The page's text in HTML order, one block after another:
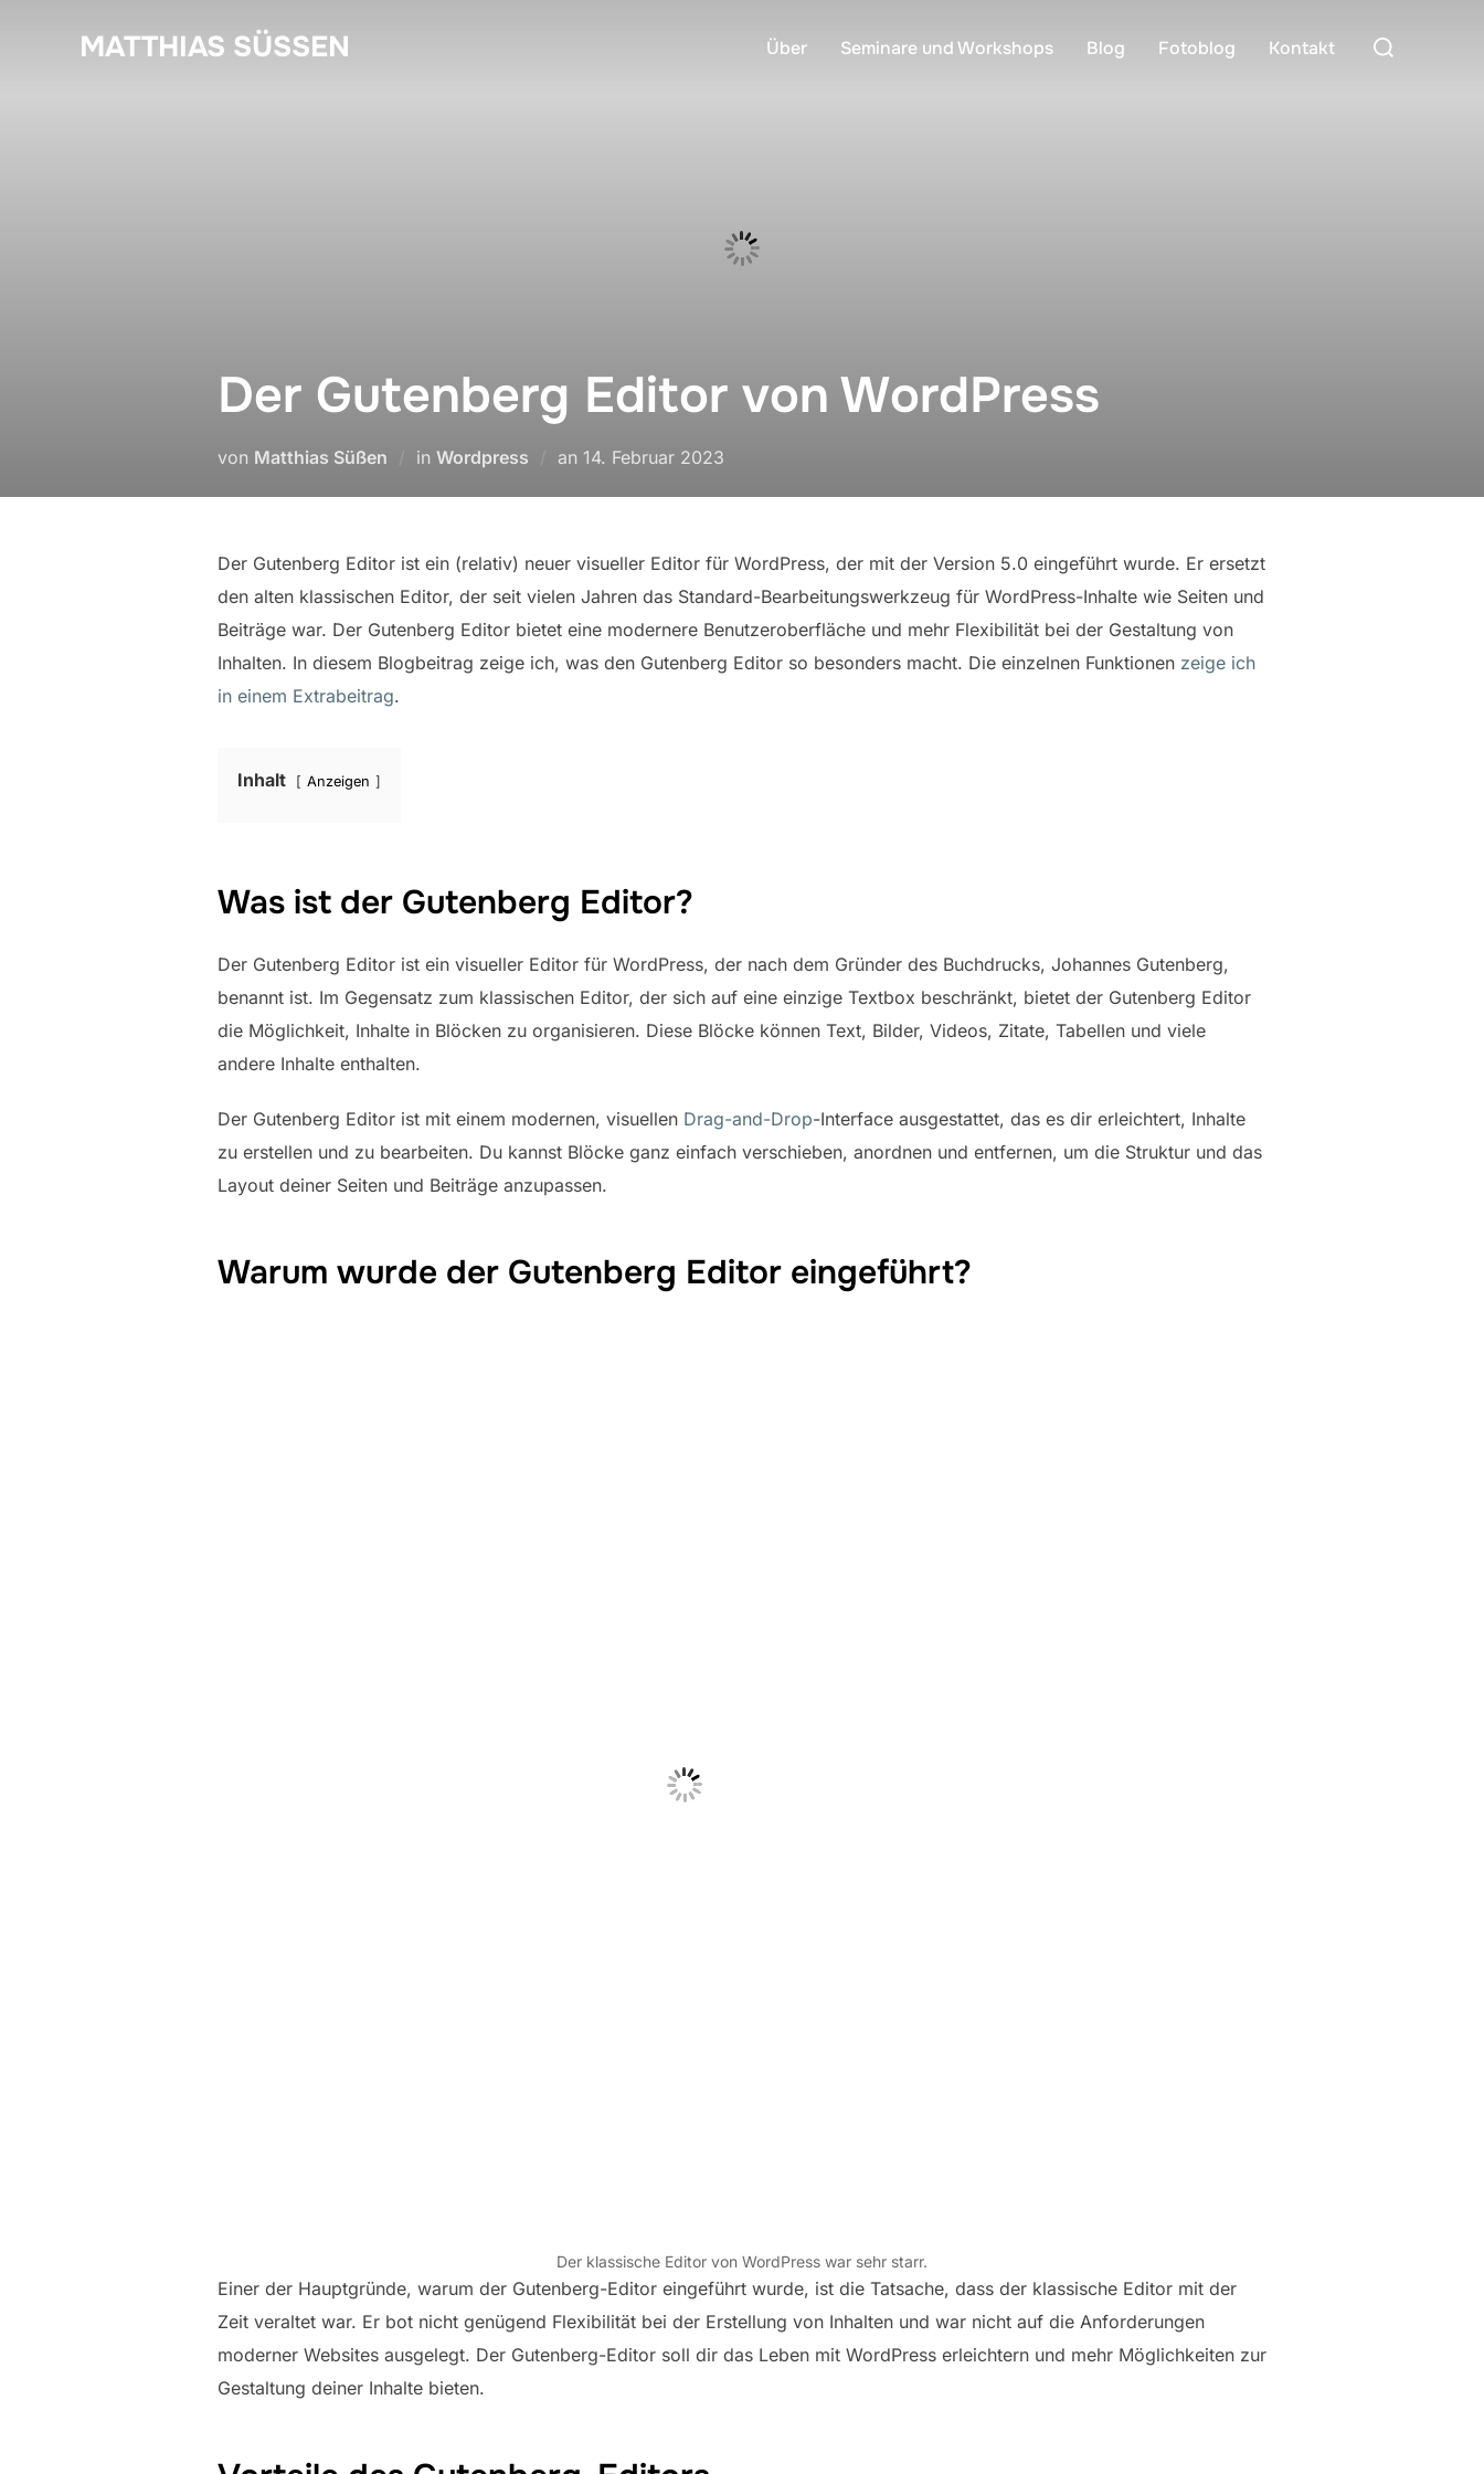
MATTHIAS SÜSSEN Über Seminare und Workshops Blog Fotoblog Kontakt
Suchen
Der Gutenberg Editor von WordPress
von Matthias Süßen in Wordpress an Veröffentlicht
14. Februar 2023
Der Gutenberg Editor ist ein (relativ) neuer visueller Editor für WordPress, der mit der Version 5.0 eingeführt wurde. Er ersetzt
den alten klassischen Editor, der seit vielen Jahren das Standard-Bearbeitungswerkzeug für WordPress-Inhalte wie Seiten und
Beiträge war. Der Gutenberg Editor bietet eine modernere Benutzeroberfläche und mehr Flexibilität bei der Gestaltung von
Inhalten. In diesem Blogbeitrag zeige ich, was den Gutenberg Editor so besonders macht. Die einzelnen Funktionen zeige ich
in einem Extrabeitrag.
Inhalt Anzeigen
Was ist der Gutenberg Editor?
Der Gutenberg Editor ist ein visueller Editor für WordPress, der nach dem Gründer des Buchdrucks, Johannes Gutenberg,
benannt ist. Im Gegensatz zum klassischen Editor, der sich auf eine einzige Textbox beschränkt, bietet der Gutenberg Editor
die Möglichkeit, Inhalte in Blöcken zu organisieren. Diese Blöcke können Text, Bilder, Videos, Zitate, Tabellen und viele
andere Inhalte enthalten.
Der Gutenberg Editor ist mit einem modernen, visuellen Drag-and-Drop-Interface ausgestattet, das es dir erleichtert, Inhalte
zu erstellen und zu bearbeiten. Du kannst Blöcke ganz einfach verschieben, anordnen und entfernen, um die Struktur und das
Layout deiner Seiten und Beiträge anzupassen.
Warum wurde der Gutenberg Editor eingeführt?
Der klassische Editor von WordPress war sehr starr.
Einer der Hauptgründe, warum der Gutenberg-Editor eingeführt wurde, ist die Tatsache, dass der klassische Editor mit der
Zeit veraltet war. Er bot nicht genügend Flexibilität bei der Erstellung von Inhalten und war nicht auf die Anforderungen
moderner Websites ausgelegt. Der Gutenberg-Editor soll dir das Leben mit WordPress erleichtern und mehr Möglichkeiten zur
Gestaltung deiner Inhalte bieten.